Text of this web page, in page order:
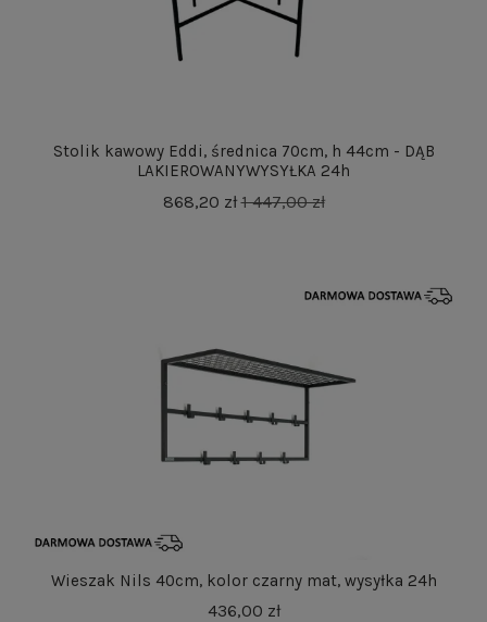
Stolik kawowy Eddi, średnica 70cm, h 44cm - DĄB
LAKIEROWANYWYSYŁKA 24h
868,20 zł1 447,00 zł
Wieszak Nils 40cm, kolor czarny mat, wysyłka 24h
436,00 zł